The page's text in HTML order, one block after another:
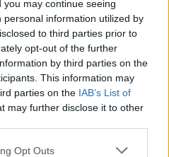
may continue seeing
information utilized by
to third parties prior to
opt-out of the further
by third parties on the
This information may
parties on the IAB’s List of
may further disclose it to other
Opt Outs
ο κνησμός ή η απολέπιση, η
άσκηση και η εφίδρωση,
όπως η βαφή ή το ίσιωμα,
είτε είναι ίσια,
έντονη ερυθρότητα, παχιές
μπορεί να υπάρχει